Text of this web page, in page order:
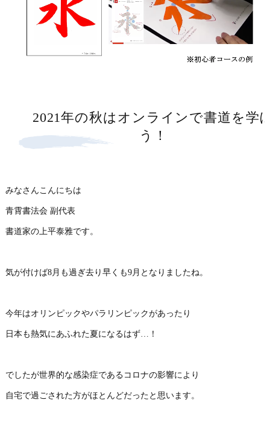
2021年の秋はオンラインで書道を学
う！
みなさんこんにちは
青霄書法会 副代表
書道家の上平泰雅です。
気が付けば8月も過ぎ去り早くも9月となりましたね。
今年はオリンピックやパラリンピックがあったり
日本も熱気にあふれた夏になるはず…！
でしたが世界的な感染症であるコロナの影響により
自宅で過ごされた方がほとんどだったと思います。